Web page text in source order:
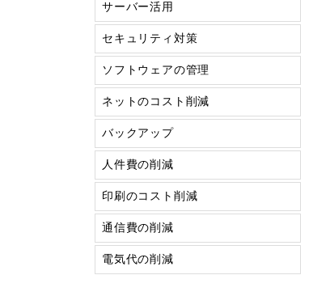
サーバー活用
セキュリティ対策
ソフトウェアの管理
ネットのコスト削減
バックアップ
人件費の削減
印刷のコスト削減
通信費の削減
電気代の削減